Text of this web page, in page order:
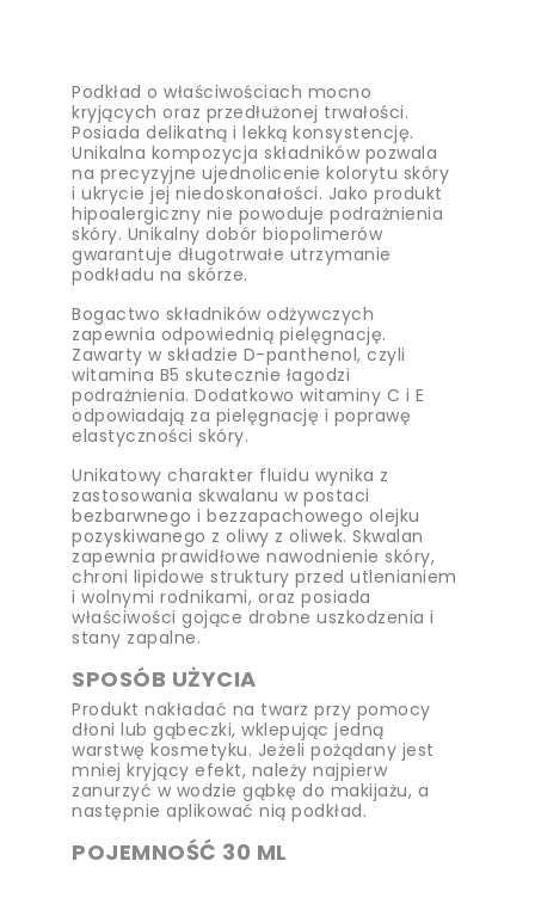
Podkład o właściwościach mocno
kryjących oraz przedłużonej trwałości.
Posiada delikatną i lekką konsystencję.
Unikalna kompozycja składników pozwala
na precyzyjne ujednolicenie kolorytu skóry
i ukrycie jej niedoskonałości. Jako produkt
hipoalergiczny nie powoduje podrażnienia
skóry. Unikalny dobór biopolimerów
gwarantuje długotrwałe utrzymanie
podkładu na skórze.
Bogactwo składników odżywczych
zapewnia odpowiednią pielęgnację.
Zawarty w składzie D-panthenol, czyli
witamina B5 skutecznie łagodzi
podrażnienia. Dodatkowo witaminy C i E
odpowiadają za pielęgnację i poprawę
elastyczności skóry.
Unikatowy charakter fluidu wynika z
zastosowania skwalanu w postaci
bezbarwnego i bezzapachowego olejku
pozyskiwanego z oliwy z oliwek. Skwalan
zapewnia prawidłowe nawodnienie skóry,
chroni lipidowe struktury przed utlenianiem
i wolnymi rodnikami, oraz posiada
właściwości gojące drobne uszkodzenia i
stany zapalne.
SPOSÓB UŻYCIA
Produkt nakładać na twarz przy pomocy
dłoni lub gąbeczki, wklepując jedną
warstwę kosmetyku. Jeżeli pożądany jest
mniej kryjący efekt, należy najpierw
zanurzyć w wodzie gąbkę do makijażu, a
następnie aplikować nią podkład.
POJEMNOŚĆ 30 ML